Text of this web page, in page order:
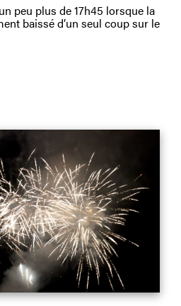
peu plus de 17h45 lorsque la
baissé d’un seul coup sur le